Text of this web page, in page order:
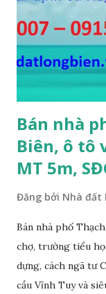
hướng Tây Nam,
CẦN BÁN GẤP đất
Trì, đường 8.5m,
giá bán: 4.2 tỷ, có
phố Tư Đình, gần
Bán nhà
Biên, ô tô
MT 5m,
Đăng bởi Nhà đất
Bán nhà phố
chợ, trường tiểu
dựng, cách ngã tư
cầu Vĩnh Tuy và